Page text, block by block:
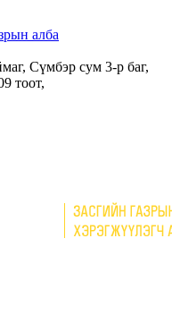
алба
Сүмбэр сум 3-р баг,
тоот,